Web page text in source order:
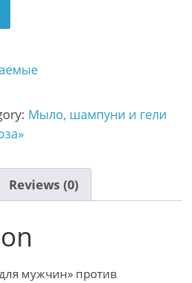
Мыло, шампуни и гели
Reviews (0)
мужчин» против